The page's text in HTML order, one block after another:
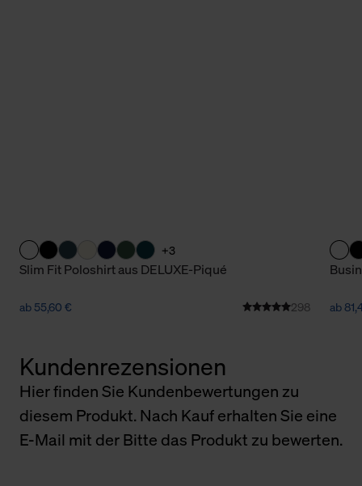
+3
Slim Fit Poloshirt aus DELUXE-Piqué
ab 55,60 € 298 ab
Kundenrezensionen
Hier finden Sie Kundenbewertungen zu
diesem Produkt. Nach Kauf erhalten Sie eine
E-Mail mit der Bitte das Produkt zu bewerten.